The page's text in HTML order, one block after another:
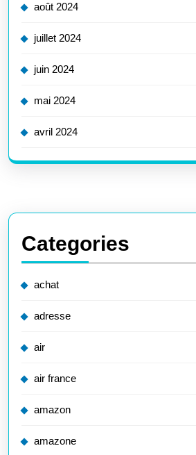
août 2024
juillet 2024
juin 2024
mai 2024
avril 2024
Categories
achat
adresse
air
air france
amazon
amazone